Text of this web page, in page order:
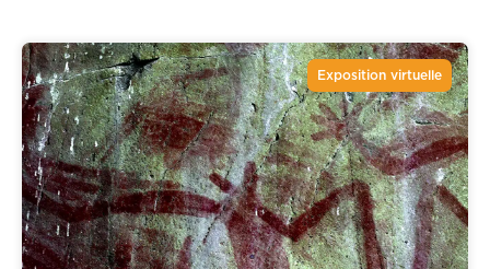
Exposition virtuelle